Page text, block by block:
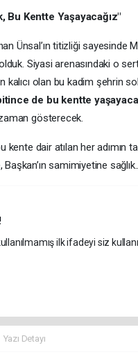
Bu Kentte Yaşayacağız"
Ünsal’ın titizliği sayesinde
Siyasi arenasındaki o
olan bu kadim şehrin
de bu kentte
gösterecek.
kente dair atılan her
Başkan’ın samimiyetine
ilk ifadeyi siz
Yazı Detayı